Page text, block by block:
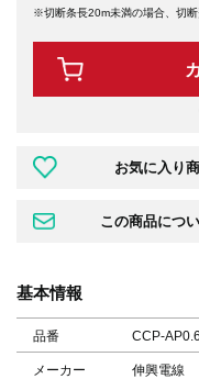
※切断条長20m未満の場合、切断
基本情報
品番 CCP-
メーカー 伸興電線